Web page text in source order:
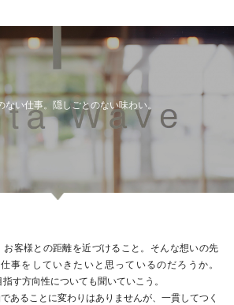
ない仕事。隠しごとのない味わい。
お客様との距離を近づけること。そんな想いの先
事をしていきたいと思っているのだろうか。
指す方向性についても聞いていこう。
あることに変わりはありませんが、一貫してつく